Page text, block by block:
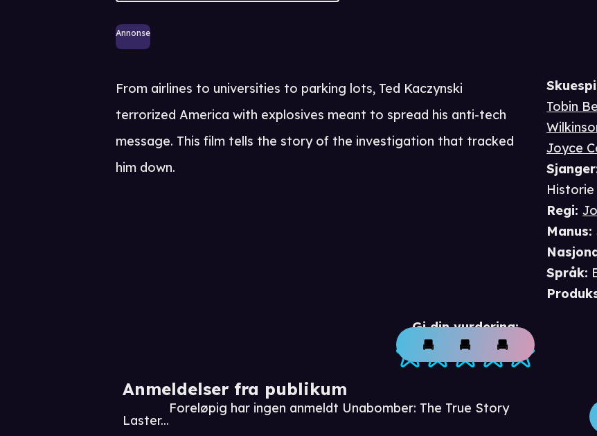
Annonse
Gi din vurdering:
Anmeldelser fra publikum
Laster...
Foreløpig har ingen anmeldt Unabomber: The True Story
Tobin
Joyce
Sjanger
Historie
Regi:
Manus:
Språk:
From airlines to universities to parking lots, Ted Kaczynski
terrorized America with explosives meant to spread his anti-tech
message. This film tells the story of the investigation that tracked
him down.